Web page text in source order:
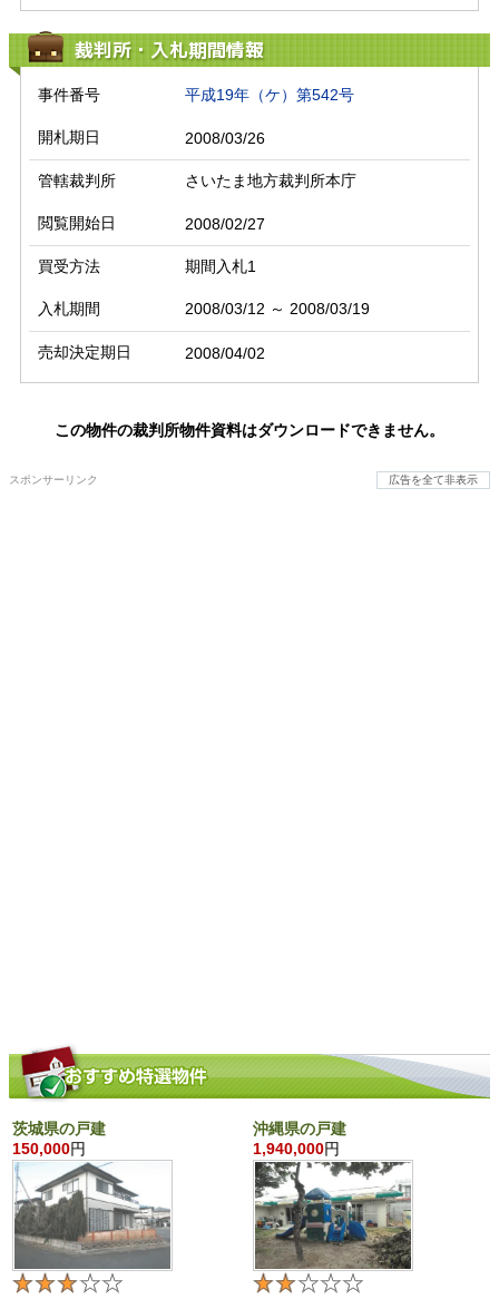
裁判所・入札期間情報
事件番号 平成19年（ケ）第542号
開札期日 2008/03/26
管轄裁判所 さいたま地方裁判所本庁
閲覧開始日 2008/02/27
買受方法 期間入札1
入札期間 2008/03/12 ～ 2008/03/19
売却決定期日 2008/04/02
この物件の裁判所物件資料はダウンロードできません。
スポンサーリンク 広告を全て非表示
茨城県の戸建
150,000円
沖縄県の戸建
1,940,000円